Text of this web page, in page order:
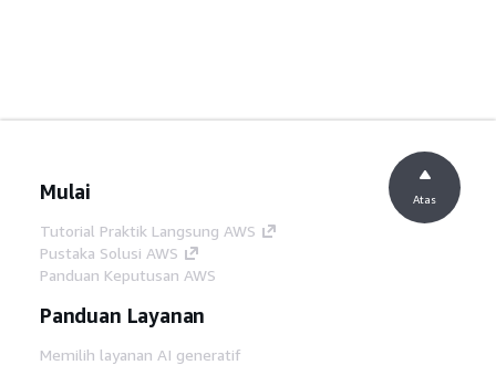
Mulai
Tutorial Praktik Langsung AWS
Pustaka Solusi AWS
Panduan Keputusan AWS
Panduan Layanan
Memilih layanan AI generatif
Atas